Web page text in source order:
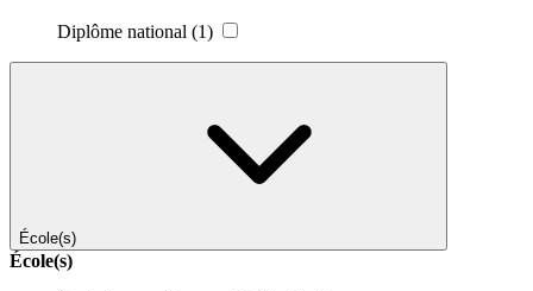
Diplôme national (1)
École(s)
École(s)